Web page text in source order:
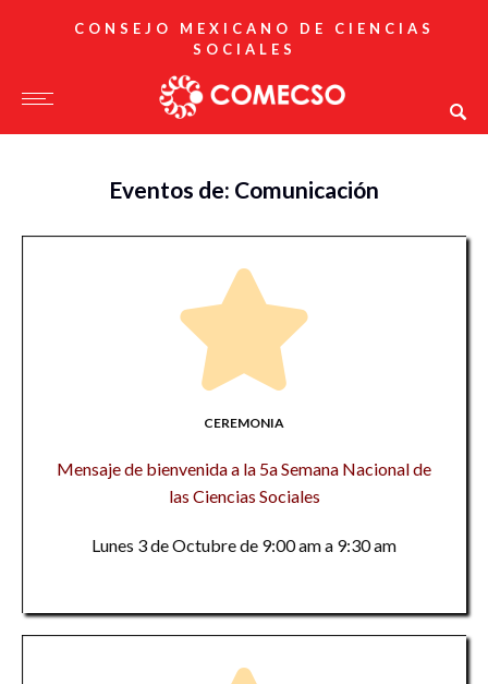
CONSEJO MEXICANO DE CIENCIAS
SOCIALES
Eventos de: Comunicación
CEREMONIA
Mensaje de bienvenida a la 5a Semana Nacional de
las Ciencias Sociales
Lunes 3 de Octubre de 9:00 am a 9:30 am